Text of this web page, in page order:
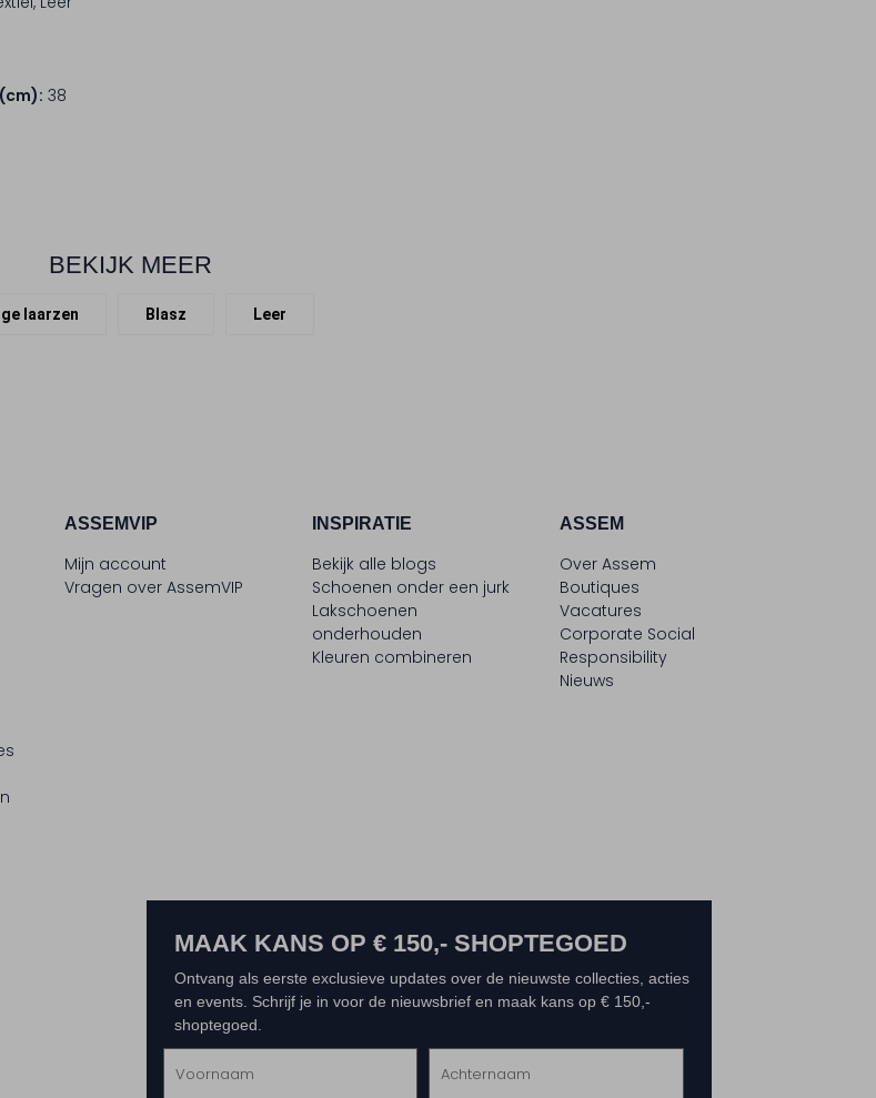
38
BEKIJK MEER
laarzen Blasz Leer
ASSEMVIP
Mijn account
Vragen over AssemVIP
INSPIRATIE
Bekijk alle blogs
Schoenen onder een jurk
Lakschoenen
onderhouden
Kleuren combineren
ASSEM
Over Assem
Boutiques
Vacatures
Corporate Social
Responsibility
Nieuws
MAAK KANS OP € 150,- SHOPTEGOED
Ontvang als eerste exclusieve updates over de nieuwste collecties, acties
en events. Schrijf je in voor de nieuwsbrief en maak kans op € 150,-
shoptegoed.